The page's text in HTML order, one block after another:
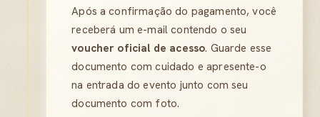
Após a confirmação do pagamento, você
receberá um e-mail contendo o seu
voucher oficial de acesso. Guarde esse
documento com cuidado e apresente-o
na entrada do evento junto com seu
documento com foto.